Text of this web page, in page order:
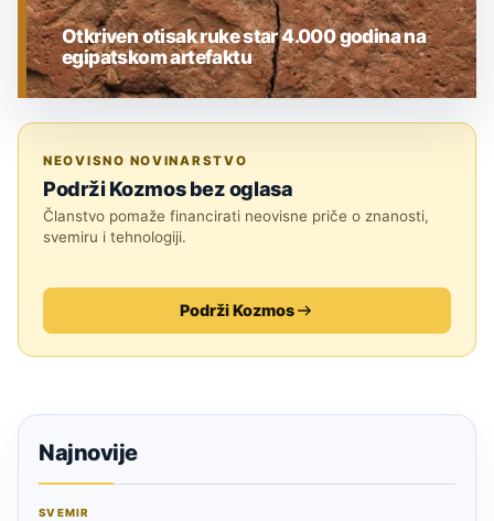
Otkriven otisak ruke star 4.000 godina na
egipatskom artefaktu
NEOVISNO NOVINARSTVO
Podrži Kozmos bez oglasa
Članstvo pomaže financirati neovisne priče o znanosti,
svemiru i tehnologiji.
Podrži Kozmos
Najnovije
SVEMIR